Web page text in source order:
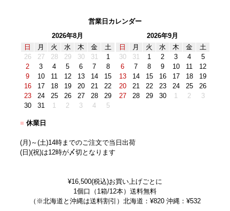
営業日カレンダー
2026年8月
日
月 火 水 木 金
土
26
27 28 29 30 31
1
2
3 4 5 6 7
8
9
10 11 12 13 14
15
16
17 18 19 20 21
22
23
24 25 26 27 28
29
30
31 1 2 3 4 5
2026年9月
日
月 火 水 木 金
土
30
31 1 2 3 4
5
6
7 8 9 10 11
12
13
14 15 16 17 18
19
20
21 22 23 24 25
26
27
28 29 30 1 2 3
■ 休業日
(月)～(土)14時までのご注文で当日出荷
(日)(祝)は12時が〆切となります
¥16,500(税込)お買い上げごとに
1個口（1箱/12本）送料無料
（※北海道と沖縄は送料割引）北海道：¥820 沖縄：¥532